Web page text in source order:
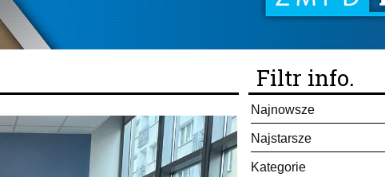
Filtr info.
Najnowsze
Najstarsze
Kategorie